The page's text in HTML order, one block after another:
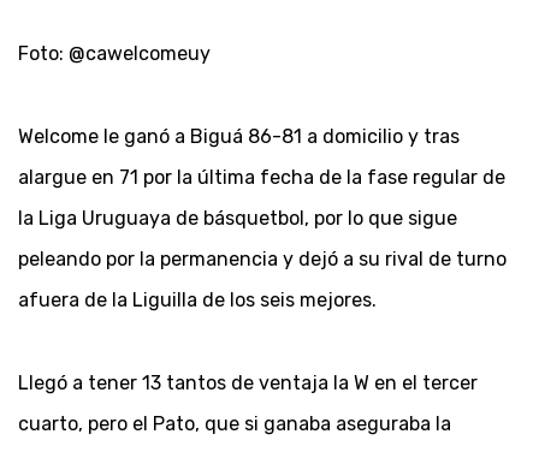
Foto: @cawelcomeuy
Welcome le ganó a Biguá 86-81 a domicilio y tras
alargue en 71 por la última fecha de la fase regular de
la Liga Uruguaya de básquetbol, por lo que sigue
peleando por la permanencia y dejó a su rival de turno
afuera de la Liguilla de los seis mejores.
Llegó a tener 13 tantos de ventaja la W en el tercer
cuarto, pero el Pato, que si ganaba aseguraba la